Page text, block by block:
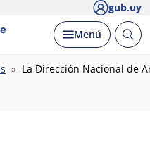
gub.uy
Desplegar
Menú Abrir
La Dirección Nacional de